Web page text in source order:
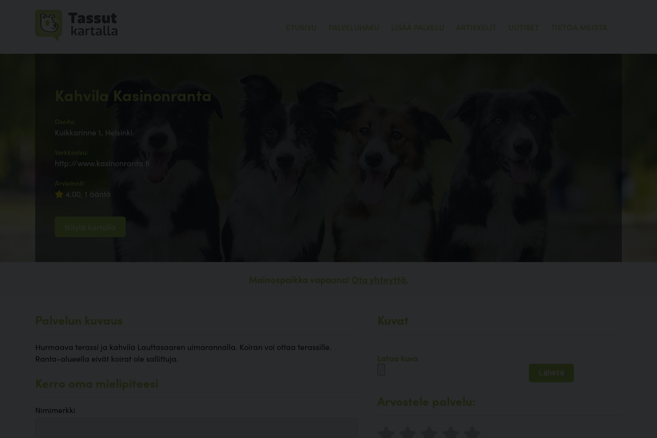
ETUSIVU PALVELUHAKU LISÄÄ PALVELU ARTIKKELIT UUTISET TIETOA MEISTÄ
Kahvila Kasinonranta
Kuikkarinne 1, Helsinki
http://www.kasinonranta.fi
Arvioinnit:
4.00, 1 ääntä
Näytä kartalla
Mainospaikka vapaana! Ota yhteyttä.
Palvelun kuvaus
Hurmaava terassi ja kahvila Lauttasaaren uimarannalla. Koiran voi ottaa terassille.
Ranta-alueella eivät koirat ole sallittuja.
Kerro oma mielipiteesi
Nimimerkki
Kuvat
Lataa kuva
Arvostele palvelu: